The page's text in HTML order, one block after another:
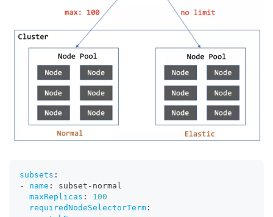
subsets :
-
name : subset - normal
maxReplicas :
100
requiredNodeSelectorTerm :